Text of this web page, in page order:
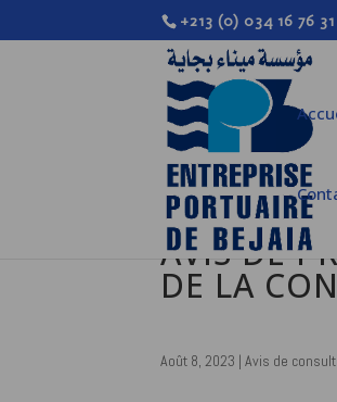
+213 (0) 034 16 76 31
AVIS DE
DE LA
Août 8, 2023 | Avis de